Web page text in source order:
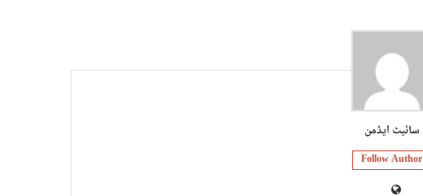
سائیٹ ایڈمن
Follow Author